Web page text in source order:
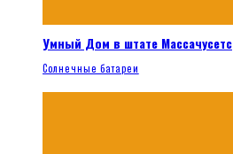
Умный Дом в штате Массачусетс
Солнечные батареи